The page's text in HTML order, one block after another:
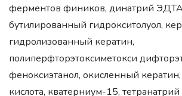
ферментов фиников, динатрий
бутилированный гидрокситолуол,
гидролизованный кератин,
полиперфторэтоксиметокси
феноксиэтанол, окисленный
кислота, кватерниум-15,